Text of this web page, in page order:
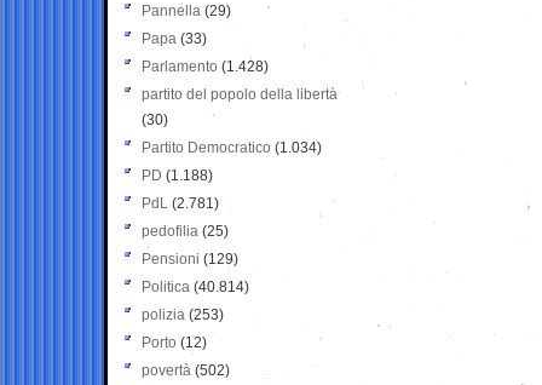
Pannella (29)
Papa (33)
Parlamento (1.428)
partito del popolo della libertà
(30)
Partito Democratico (1.034)
PD (1.188)
PdL (2.781)
pedofilia (25)
Pensioni (129)
Politica (40.814)
polizia (253)
Porto (12)
povertà (502)